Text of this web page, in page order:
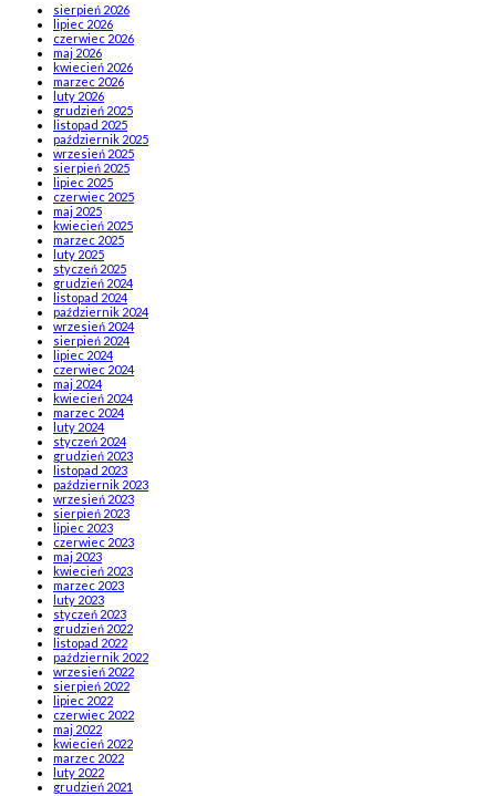
sierpień 2026
lipiec 2026
czerwiec 2026
maj 2026
kwiecień 2026
marzec 2026
luty 2026
grudzień 2025
listopad 2025
październik 2025
wrzesień 2025
sierpień 2025
lipiec 2025
czerwiec 2025
maj 2025
kwiecień 2025
marzec 2025
luty 2025
styczeń 2025
grudzień 2024
listopad 2024
październik 2024
wrzesień 2024
sierpień 2024
lipiec 2024
czerwiec 2024
maj 2024
kwiecień 2024
marzec 2024
luty 2024
styczeń 2024
grudzień 2023
listopad 2023
październik 2023
wrzesień 2023
sierpień 2023
lipiec 2023
czerwiec 2023
maj 2023
kwiecień 2023
marzec 2023
luty 2023
styczeń 2023
grudzień 2022
listopad 2022
październik 2022
wrzesień 2022
sierpień 2022
lipiec 2022
czerwiec 2022
maj 2022
kwiecień 2022
marzec 2022
luty 2022
grudzień 2021